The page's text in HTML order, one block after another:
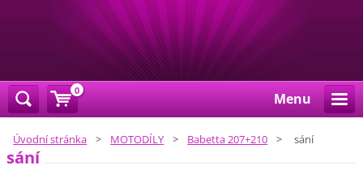
Menu
Úvodní stránka > MOTODÍLY > Babetta 207+210 > sání
sání
0